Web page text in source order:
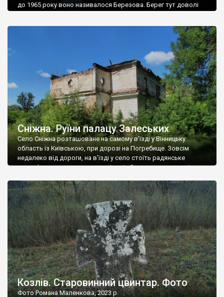
до 1965 року воно називалося Березова. Берег тут доволі
Наддністрянське відрізняється від більшості навколишніх
сіл. У селі є мурована Михайлівська церква. Точної дати […]
Сніжна. Руїни палацу Залеських
Село Сніжна розташоване на самому в’їзді у Вінницьку
область із Київською, при дорозі на Погребище. Зовсім
недалеко від дороги, на в’їзді у село стоїть радянське
рельєфне пано, яке показує жінку і яблуню, а трохи далі, десь
не видно, але видно дві стареньких колії у траві – […]
Козлів. Старовинний цвинтар. Фото
Фото Романа Маленкова, 2023 р.